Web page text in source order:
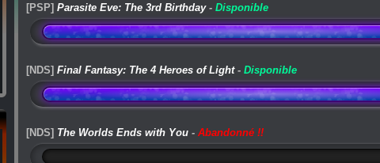
[PSP] Parasite Eve: The 3rd Birthday- Disponible
[NDS] Final Fantasy: The 4 Heroes of Light- Disponible
[NDS] The Worlds Ends with You- Abandonné !!